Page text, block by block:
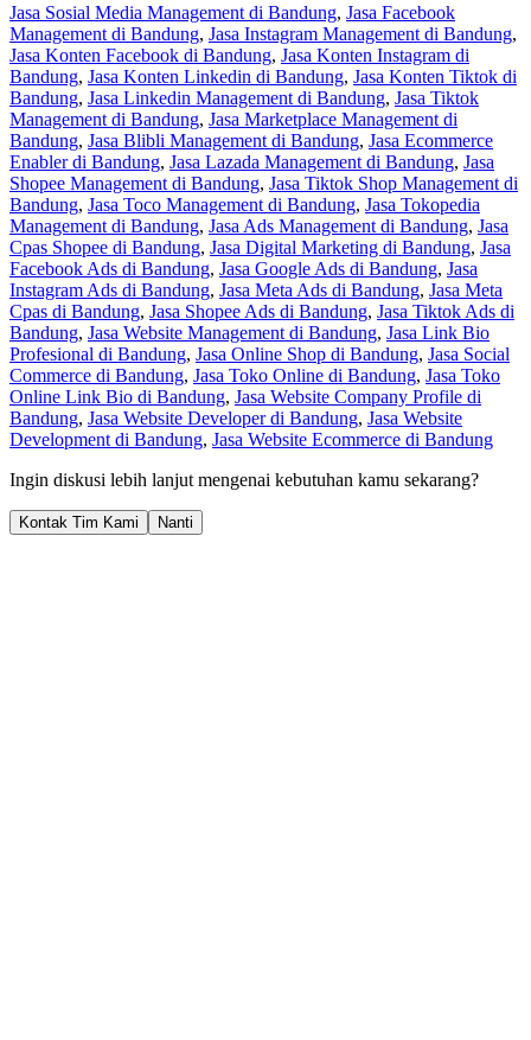
Jasa Sosial Media Management di Bandung, Jasa Facebook
Management di Bandung, Jasa Instagram Management di Bandung,
Jasa Konten Facebook di Bandung, Jasa Konten Instagram di
Bandung, Jasa Konten Linkedin di Bandung, Jasa Konten Tiktok di
Bandung, Jasa Linkedin Management di Bandung, Jasa Tiktok
Management di Bandung, Jasa Marketplace Management di
Bandung, Jasa Blibli Management di Bandung, Jasa Ecommerce
Enabler di Bandung, Jasa Lazada Management di Bandung, Jasa
Shopee Management di Bandung, Jasa Tiktok Shop Management di
Bandung, Jasa Toco Management di Bandung, Jasa Tokopedia
Management di Bandung, Jasa Ads Management di Bandung, Jasa
Cpas Shopee di Bandung, Jasa Digital Marketing di Bandung, Jasa
Facebook Ads di Bandung, Jasa Google Ads di Bandung, Jasa
Instagram Ads di Bandung, Jasa Meta Ads di Bandung, Jasa Meta
Cpas di Bandung, Jasa Shopee Ads di Bandung, Jasa Tiktok Ads di
Bandung, Jasa Website Management di Bandung, Jasa Link Bio
Profesional di Bandung, Jasa Online Shop di Bandung, Jasa Social
Commerce di Bandung, Jasa Toko Online di Bandung, Jasa Toko
Online Link Bio di Bandung, Jasa Website Company Profile di
Bandung, Jasa Website Developer di Bandung, Jasa Website
Development di Bandung, Jasa Website Ecommerce di Bandung
Ingin diskusi lebih lanjut mengenai kebutuhan kamu sekarang?
Kontak Tim Kami Nanti